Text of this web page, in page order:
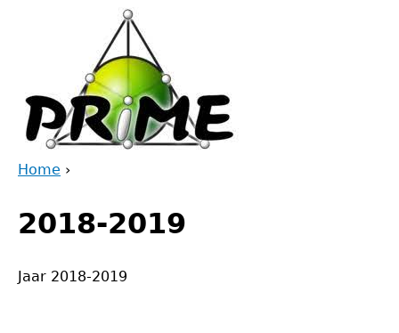
are
Home ›
to
top
2018-2019
Jaar 2018-2019